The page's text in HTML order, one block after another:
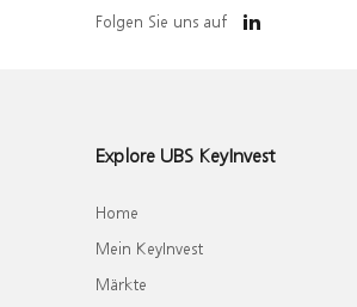
Folgen Sie uns auf
Explore UBS KeyInvest
Home
Mein KeyInvest
Märkte